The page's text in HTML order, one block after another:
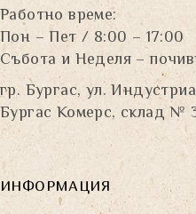
Работно време:
Пон – Пет / 8:00 – 17:00
Събота и Неделя –
гр. Бургас, ул.
Бургас Комерс, склад №
ИНФОРМАЦИЯ